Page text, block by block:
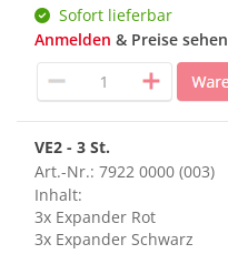
Sofort lieferbar
Anmelden & Preise sehen
VE2 - 3 St.
Art.-Nr.: 7922 0000 (003)
Inhalt:
3x Expander Rot
3x Expander Schwarz